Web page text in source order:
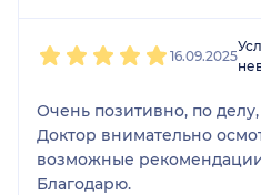
16.09.2025
Очень позитивно, по
Доктор внимательно
возможные
Благодарю.